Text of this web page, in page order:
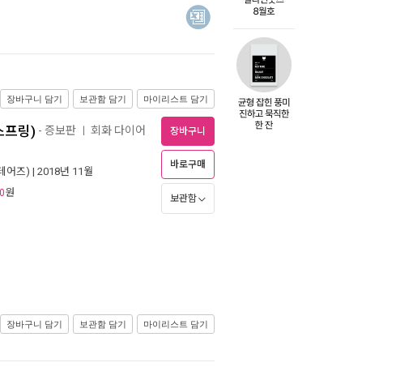
장바구니 담기 보관함 담기 마이리스트 담기
프링) - 증보판 회화 다이어
어즈) | 2018년 11월
원
장바구니
바로구매
보관함
장바구니 담기 보관함 담기 마이리스트 담기